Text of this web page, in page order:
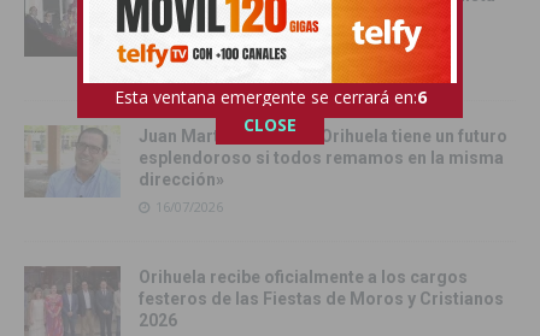
con la Exposición Pública de la Gloriosa
Enseña del Oriol
17/07/2026
Juan Martínez Tomé: «Orihuela tiene un futuro
esplendoroso si todos remamos en la misma
dirección»
16/07/2026
Orihuela recibe oficialmente a los cargos
festeros de las Fiestas de Moros y Cristianos
2026
Esta ventana emergente se cerrará en:4
CLOSE